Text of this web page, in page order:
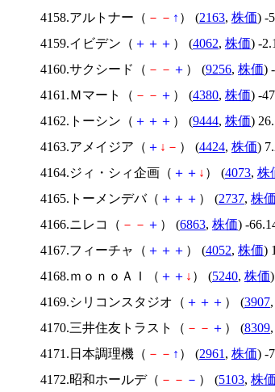
4158.アルトナー（ － － ↑ ） (2163, 株価) -
4159.イビデン（ ＋ ＋ ＋ ） (4062, 株価) -
4160.サクシード（ － － ＋ ） (9256, 株価)
4161.Ｍマート（ － － ＋ ） (4380, 株価) -
4162.トーシン（ ＋ ＋ ＋ ） (9444, 株価)
4163.アメイジア（ ＋ ↓ － ） (4424, 株価)
4164.ジィ・シィ企画（ ＋ ＋ ↓ ） (4073, 株
4165.トーメンデバ（ ＋ ＋ ＋ ） (2737, 株価
4166.ニレコ（ － － ＋ ） (6863, 株価) -
4167.フィーチャ（ ＋ ＋ ＋ ） (4052, 株価)
4168.ｍｏｎｏＡＩ（ ＋ ＋ ↓ ） (5240, 株価
4169.シリコンスタジオ（ ＋ ＋ ＋ ） (3907,
4170.三井住友トラスト（ － － ＋ ） (8309,
4171.日本調理機（ － － ↑ ） (2961 , 株価) -
4172.昭和ホールデ（ － － － ） (5103, 株価